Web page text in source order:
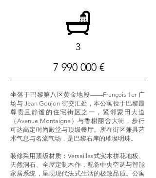
3
7 990 000€
坐落于巴黎第八区黄金地段——François 1er 广
场与 Jean Goujon 街交汇处，本公寓位于巴黎最
尊贵且静谧的住宅街区之一，紧邻蒙田大道
（Avenue Montaigne）与香榭丽舍大街，步行
可达高定时尚殿堂与顶级餐厅。所在街区兼具艺
术气息与名流气场，是巴黎右岸的璀璨明珠。
装修采用顶级材质：Versailles式实木拼花地板、
天然洞石、全屋定制木作，配备中央空调与智能
家居系统，呈现现代法式生活的极致品质。公寓